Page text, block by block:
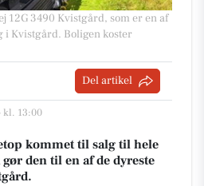
12G 3490 Kvistgård, som er en af
Kvistgård. Boligen koster
Del artikel
kl. 13:00
kommet til salg til hele
den til en af de dyreste